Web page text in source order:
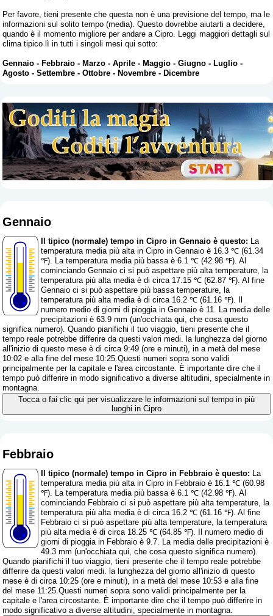
Per favore, tieni presente che questa non è una previsione del tempo, ma le
informazioni sul solito tempo (media). Questo dovrebbe aiutarti a decidere,
quando è il momento migliore per andare a Cipro. Leggi maggiori dettagli sul
clima tipico lì in tutti i singoli mesi qui sotto:
Gennaio -Febbraio -Marzo -Aprile -Maggio -Giugno -Luglio -
Agosto -Settembre -Ottobre -Novembre -Dicembre
Gennaio
Il tipico (normale) tempo in Cipro in Gennaio è questo: La
temperatura media più alta in Cipro in Gennaio è 16.3 ℃ (61.34
℉). La temperatura media più bassa è 6.1 ℃ (42.98 ℉). Al
cominciando Gennaio ci si può aspettare più alta temperature, la
temperatura più alta media è di circa 17.15 ℃ (62.87 ℉). Al fine
Gennaio ci si può aspettare più bassa temperature, la
temperatura più alta media è di circa 16.2 ℃ (61.16 ℉). Il
numero medio di giorni di pioggia in Gennaio è 11. La media delle
precipitazioni è 63.9 mm (un'occhiata qui, che cosa questo
significa numero). Quando pianifichi il tuo viaggio, tieni presente che il
tempo reale potrebbe differire da questi valori medi. la lunghezza del giorno
all'inizio di questo mese è di circa 9:49 (ore e minuti), in a metà del mese
10:02 e alla fine del mese 10:25.Questi numeri sopra sono validi
principalmente per la capitale e l'area circostante. È importante dire che il
tempo può differire in modo significativo a diverse altitudini, specialmente in
montagna.
Tocca o fai clic qui per visualizzare le informazioni sul tempo in più
luoghi in Cipro
Febbraio
Il tipico (normale) tempo in Cipro in Febbraio è questo: La
temperatura media più alta in Cipro in Febbraio è 16.1 ℃ (60.98
℉). La temperatura media più bassa è 6.1 ℃ (42.98 ℉). Al
cominciando Febbraio ci si può aspettare più alta temperature, la
temperatura più alta media è di circa 16.2 ℃ (61.16 ℉). Al fine
Febbraio ci si può aspettare più alta temperature, la temperatura
più alta media è di circa 18.25 ℃ (64.85 ℉). Il numero medio di
giorni di pioggia in Febbraio è 9.7. La media delle precipitazioni è
49.3 mm (un'occhiata qui, che cosa questo significa numero).
Quando pianifichi il tuo viaggio, tieni presente che il tempo reale potrebbe
differire da questi valori medi. la lunghezza del giorno all'inizio di questo
mese è di circa 10:25 (ore e minuti), in a metà del mese 10:53 e alla fine
del mese 11:25.Questi numeri sopra sono validi principalmente per la
capitale e l'area circostante. È importante dire che il tempo può differire in
modo significativo a diverse altitudini, specialmente in montagna.